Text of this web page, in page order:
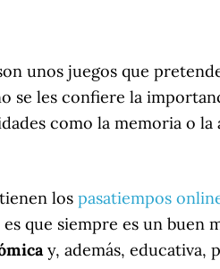
unos juegos que
les confiere la
como la memoria o
los pasatiempos
que siempre es un buen
y, además, educativa,